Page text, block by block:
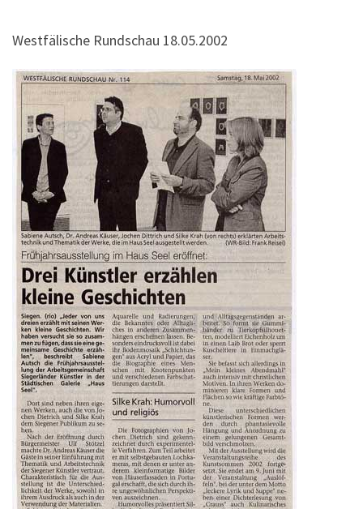
Westfälische Rundschau 18.05.2002